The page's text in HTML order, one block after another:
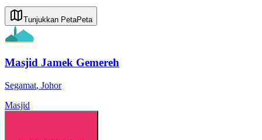
Tunjukkan PetaPeta
Masjid Jamek Gemereh
Segamat, Johor
Masjid